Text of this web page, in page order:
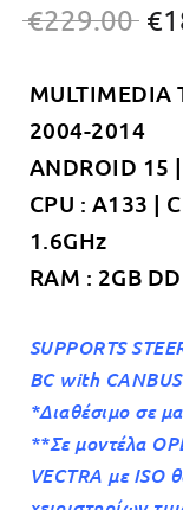
€229.00 €
MULTIMEDIA
2004-2014
ANDROID 15
CPU : A133 |
1.6GHz
RAM : 2GB
SUPPORTS
BC with CANBUS
*Διαθέσιμο σε
**Σε μοντέλα
VECTRA με ISO